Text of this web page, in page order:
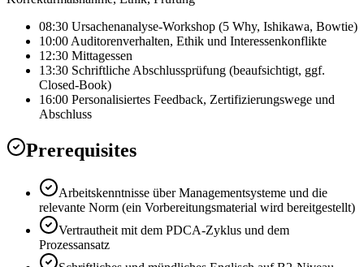
08:30 Ursachenanalyse-Workshop (5 Why, Ishikawa, Bowtie)
10:00 Auditorenverhalten, Ethik und Interessenkonflikte
12:30 Mittagessen
13:30 Schriftliche Abschlussprüfung (beaufsichtigt, ggf.
Closed-Book)
16:00 Personalisiertes Feedback, Zertifizierungswege und
Abschluss
Prerequisites
Arbeitskenntnisse über Managementsysteme und die
relevante Norm (ein Vorbereitungsmaterial wird bereitgestellt)
Vertrautheit mit dem PDCA-Zyklus und dem
Prozessansatz